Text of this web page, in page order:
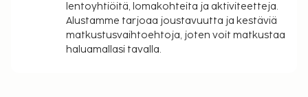
lentoyhtiöitä, lomakohteita ja aktiviteetteja.
Alustamme tarjoaa joustavuutta ja kestäviä
matkustusvaihtoehtoja, joten voit matkustaa
haluamallasi tavalla.